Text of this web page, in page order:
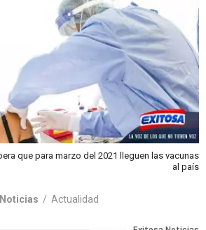
que para marzo del 2021 lleguen las vacunas
al país
/ Actualidad